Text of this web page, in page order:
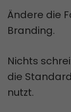
Ändere die
Branding.
Nichts
die
nutzt.